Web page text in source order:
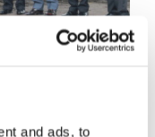
and ads, to
a busca